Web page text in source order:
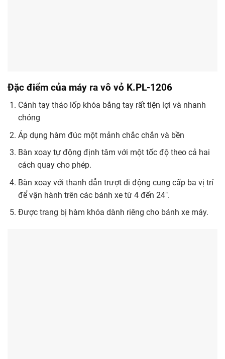
Đặc điểm của máy ra vô vỏ K.PL-1206
Cánh tay tháo lốp khóa bằng tay rất tiện lợi và nhanh
chóng
Áp dụng hàm đúc một mảnh chắc chắn và bền
Bàn xoay tự động định tâm với một tốc độ theo cả hai
cách quay cho phép.
Bàn xoay với thanh dẫn trượt di động cung cấp ba vị trí
để vận hành trên các bánh xe từ 4 đến 24″.
Được trang bị hàm khóa dành riêng cho bánh xe máy.